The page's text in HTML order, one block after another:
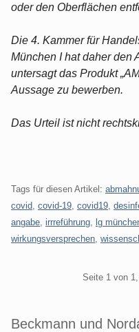
oder den Oberflächen
Die 4. Kammer für
München I hat daher den
untersagt das Produkt
Aussage zu bewerben.
Das Urteil ist nicht
Tags für diesen Artikel:
covid covid-19 covid19
angabe irrreführung lg
wirkungsversprechen
Seite 1 von
Beckmann und